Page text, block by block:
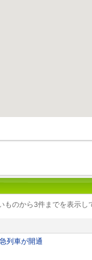
ものから3件までを表示し
列車が開通